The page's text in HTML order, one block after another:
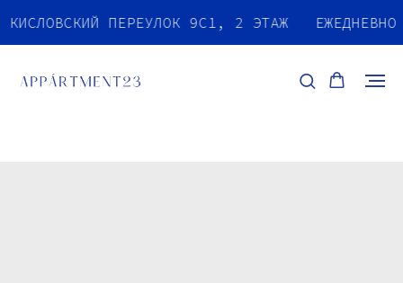
КИСЛОВСКИЙ ПЕРЕУЛОК 9С1, 2 ЭТАЖ